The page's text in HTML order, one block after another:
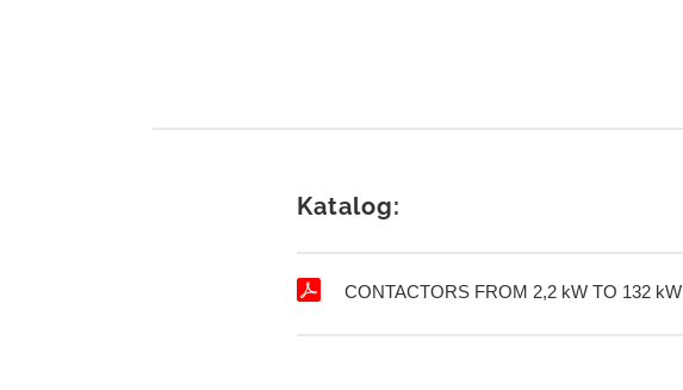
Katalog:
CONTACTORS FROM 2,2 kW TO 132 kW